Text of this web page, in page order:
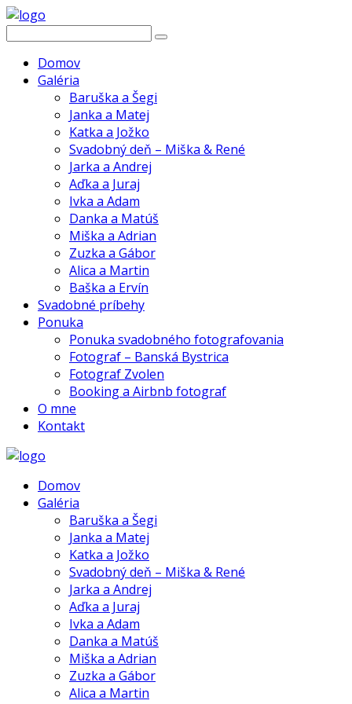
Domov
Galéria
Baruška a Šegi
Janka a Matej
Katka a Jožko
Svadobný deň – Miška & René
Jarka a Andrej
Aďka a Juraj
Ivka a Adam
Danka a Matúš
Miška a Adrian
Zuzka a Gábor
Alica a Martin
Baška a Ervín
Svadobné príbehy
Ponuka
Ponuka svadobného fotografovania
Fotograf – Banská Bystrica
Fotograf Zvolen
Booking a Airbnb fotograf
O mne
Kontakt
Domov
Galéria
Baruška a Šegi
Janka a Matej
Katka a Jožko
Svadobný deň – Miška & René
Jarka a Andrej
Aďka a Juraj
Ivka a Adam
Danka a Matúš
Miška a Adrian
Zuzka a Gábor
Alica a Martin